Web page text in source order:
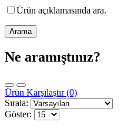
Ürün açıklamasında ara.
Ne aramıştınız?
Ürün Karşılaştır (0)
Sırala:
Göster: